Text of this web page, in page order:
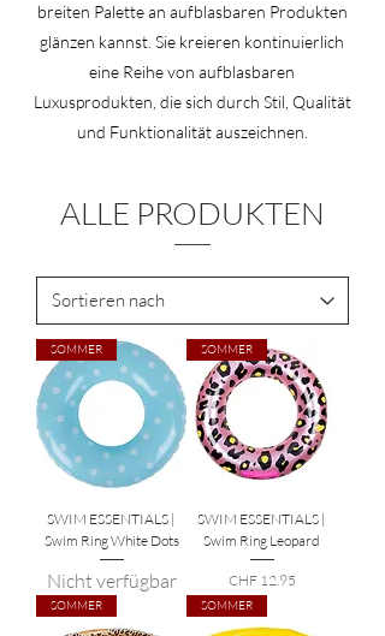
breiten Palette an aufblasbaren Produkten
glänzen kannst. Sie kreieren kontinuierlich
eine Reihe von aufblasbaren
Luxusprodukten, die sich durch Stil, Qualität
und Funktionalität auszeichnen.
ALLE PRODUKTEN
SOMMER
SWIM ESSENTIALS |
Swim Ring White Dots
Nicht verfügbar
SOMMER
SWIM ESSENTIALS |
Swim Ring Leopard
Preis
CHF 12.95
SOMMER SOMMER